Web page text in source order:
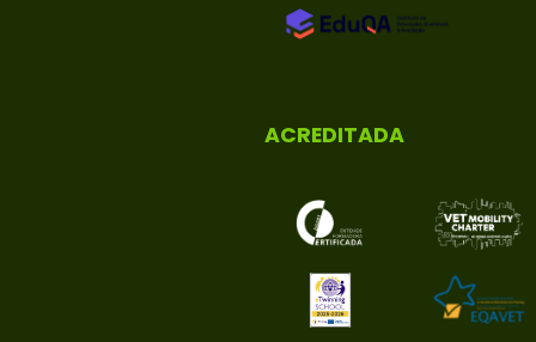
ACREDITADA